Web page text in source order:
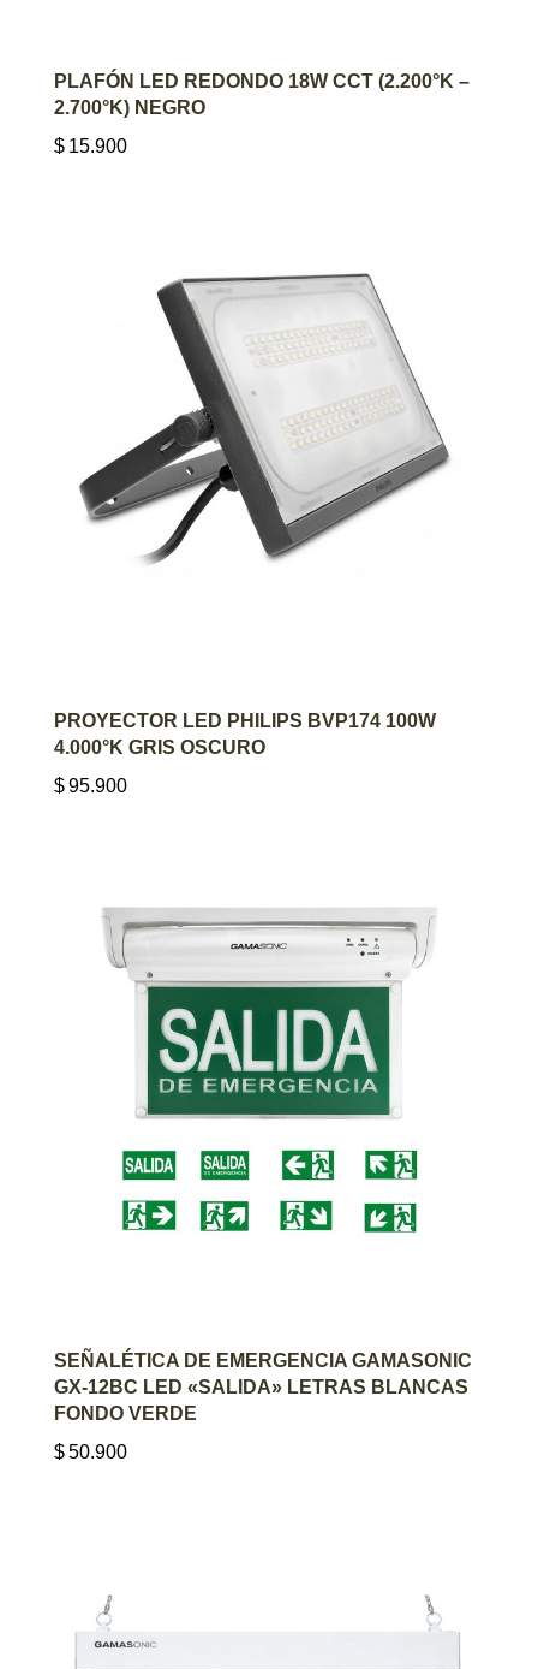
AGREGAR AL CARRITO
PLAFÓN LED REDONDO 18W CCT (2.200°K –
2.700°K) NEGRO
$ 15.900
AGREGAR AL CARRITO
PROYECTOR LED PHILIPS BVP174 100W
4.000°K GRIS OSCURO
$95.900
AGREGAR AL CARRITO
SEÑALÉTICA DE EMERGENCIA GAMASONIC
GX-12BC LED «SALIDA» LETRAS BLANCAS
FONDO VERDE
$50.900